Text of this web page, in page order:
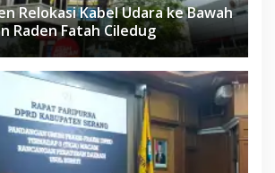
Relokasi Kabel Udara ke Bawah
Raden Fatah Ciledug